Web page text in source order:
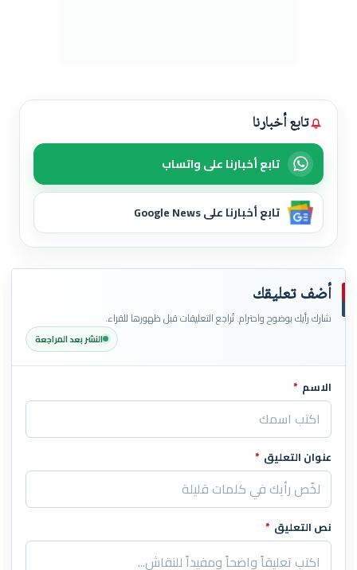
تابع أخبارنا
تابع أخبارنا على واتساب
تابع أخبارنا على Google News
أضف تعليقك
شارك رأيك بوضوح واحترام. تُراجع التعليقات قبل ظهورها للقراء.
النشر بعد المراجعة
اترك هذا الحقل فارغاً
الاسم *
عنوان التعليق *
نص التعليق *